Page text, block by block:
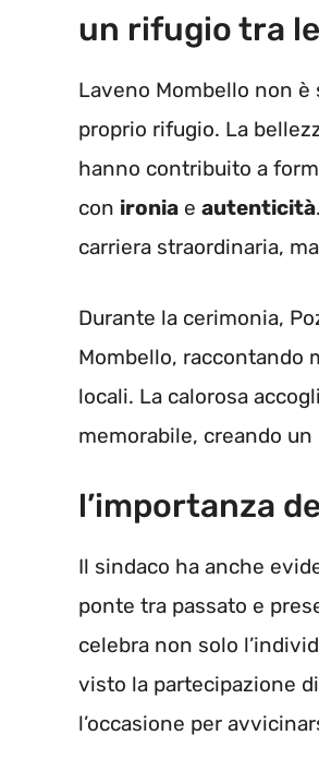
un rifugio tra
Laveno Mombello non è
proprio rifugio. La
hanno contribuito a
con ironia e autenticità
carriera straordinaria,
Durante la cerimonia,
Mombello, raccontando
locali. La calorosa
memorabile, creando
l’importanza
Il sindaco ha anche
ponte tra passato e
celebra non solo
visto la partecipazione
l’occasione per